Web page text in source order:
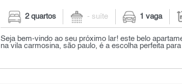
2 quartos - suíte 1 vaga
Seja bem-vindo ao seu próximo lar! este belo
na vila carmosina, são paulo, é a escolha perfeita